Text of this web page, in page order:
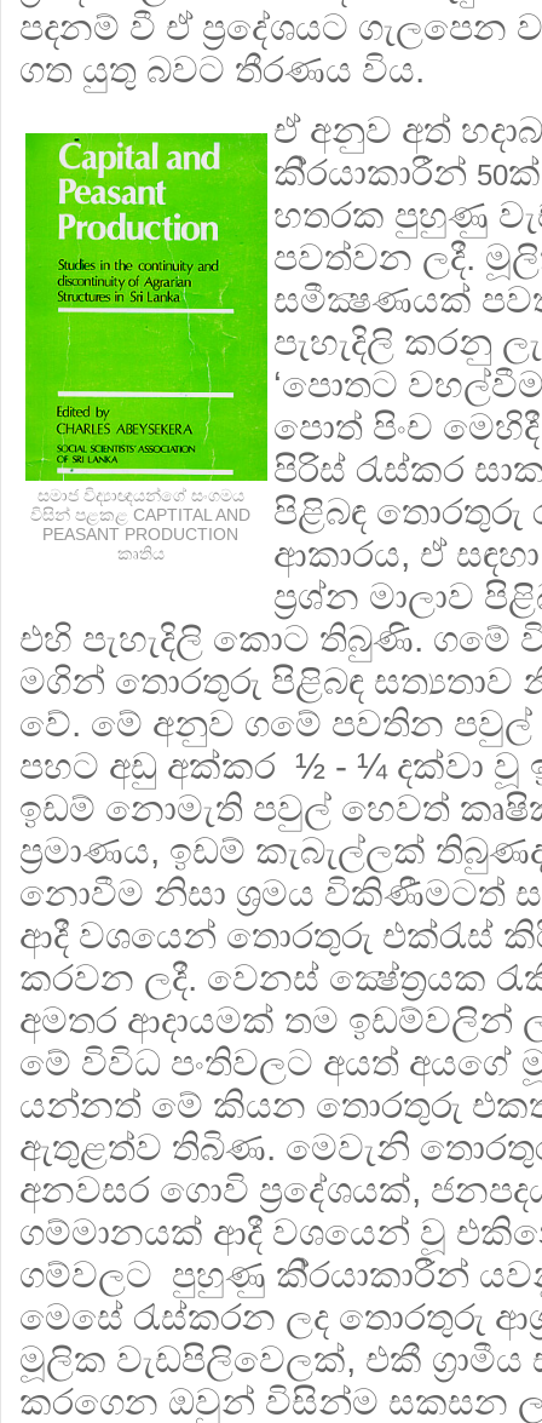
පදනම් වී ඒ ප‍්‍රදේශයට ගැලපෙන
ගත යුතු බවට තීරණය විය.
සමාජ විද්‍යාඥයන්ගේ සංගමය
විසින් පළකළ CAPTITAL AND
PEASANT PRODUCTION
කෘතිය
ඒ අනුව අත්
කි‍්‍රයාකාරීන් 50ක්
හතරක පුහුණු
පවත්වන ලදී.
සමීක්‍ෂණයක්
පැහැදිලි කරනු
‘පොතට
පොත් පිංච
පිරිස් රැස්කර
පිළිබඳ තොරතුරු
ආකාරය, ඒ
ප‍්‍රශ්න මාලාව
එහි පැහැදිලි කොට තිබුණි. ගමේ
මගින් තොරතුරු පිළිබඳ සත්‍යතාව
වේ. මේ අනුව ගමේ පවතින පවුල්
පහට අඩු අක්කර ½ - ¼ දක්වා වූ
ඉඩම් නොමැති පවුල් හෙවත්
ප‍්‍රමාණය, ඉඩම් කැබැල්ලක්
නොවීම නිසා ශ‍්‍රමය විකිණීමටත්
ආදී වශයෙන් තොරතුරු එක්රැස්
කරවන ලදී. වෙනස් ක්‍ෂේත්‍ර‍යක
අමතර ආදායමක් තම ඉඩම්වලින්
මේ විවිධ පංතිවලට අයත් අයගේ
යන්නත් මේ කියන තොරතුරු
ඇතුළත්ව තිබිණ. මෙවැනි තොරතුරු
අනවසර ගොවි ප‍්‍රදේශයක්,
ගම්මානයක් ආදී වශයෙන් වූ
ගම්වලට පුහුණු කි‍්‍රයාකාරීන්
මෙසේ රැස්කරන ලද තොරතුරු
මූලික වැඩපිලිවෙලක්, එකී
කරගෙන ඔවුන් විසින්ම සකසන